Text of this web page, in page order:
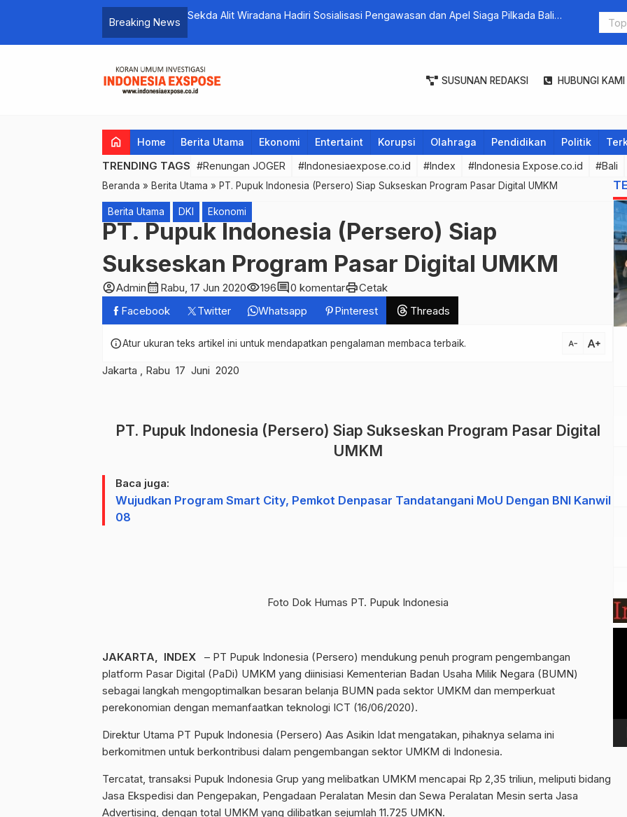
Breaking News
Pengawasan dan Apel Siaga Pilkada Bali
Walikota Jaya Negara Dampingi Mendag, Zulkifli Hasan Pantau Stabilitas
SUSUNAN REDAKSI HUBUNGI KAMI
home Home Berita Utama Ekonomi Entertaint Korupsi Olahraga Pendidikan Politik
TRENDING TAGS #Renungan JOGER #Indonesiaexpose.co.id #Index #Indonesia Expose.co.id #Bali
Beranda » Berita Utama » PT. Pupuk Indonesia (Persero) Siap Sukseskan Program Pasar Digital UMKM
Berita Utama DKI Ekonomi
PT. Pupuk Indonesia (Persero) Siap
Sukseskan Program Pasar Digital UMKM
account_circleAdmincalendar_month Rabu, 17 Jun 2020visibility196comment0 komentarprintCetak
Facebook
Twitter Whatsapp Pinterest Threads
infoAtur ukuran teks artikel ini untuk mendapatkan pengalaman membaca terbaik. text_decrease text_increase
Jakarta , Rabu 17 Juni 2020
PT. Pupuk Indonesia (Persero) Siap Sukseskan Program Pasar Digital
UMKM
Baca juga:
Wujudkan Program Smart City, Pemkot Denpasar Tandatangani MoU Dengan BNI Kanwil
08
Foto Dok Humas PT. Pupuk Indonesia
JAKARTA, INDEX – PT Pupuk Indonesia (Persero) mendukung penuh program pengembangan
platform Pasar Digital (PaDi) UMKM yang diinisiasi Kementerian Badan Usaha Milik Negara (BUMN)
sebagai langkah mengoptimalkan besaran belanja BUMN pada sektor UMKM dan memperkuat
perekonomian dengan memanfaatkan teknologi ICT (16/06/2020).
Direktur Utama PT Pupuk Indonesia (Persero) Aas Asikin Idat mengatakan, pihaknya selama ini
berkomitmen untuk berkontribusi dalam pengembangan sektor UMKM di Indonesia.
Tercatat, transaksi Pupuk Indonesia Grup yang melibatkan UMKM mencapai Rp 2,35 triliun, meliputi bidang
Jasa Ekspedisi dan Pengepakan, Pengadaan Peralatan Mesin dan Sewa Peralatan Mesin serta Jasa
Advertising, dengan total UMKM yang dilibatkan sejumlah 11.725 UMKN.